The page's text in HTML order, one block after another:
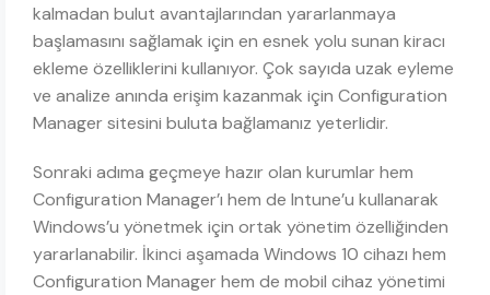
kalmadan bulut avantajlarından yararlanmaya
başlamasını sağlamak için en esnek yolu sunan kiracı
ekleme özelliklerini kullanıyor. Çok sayıda uzak eyleme
ve analize anında erişim kazanmak için Configuration
Manager sitesini buluta bağlamanız yeterlidir.
Sonraki adıma geçmeye hazır olan kurumlar hem
Configuration Manager’ı hem de Intune’u kullanarak
Windows’u yönetmek için ortak yönetim özelliğinden
yararlanabilir. İkinci aşamada Windows 10 cihazı hem
Configuration Manager hem de mobil cihaz yönetimi